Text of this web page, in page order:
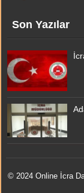
Son Yazılar
© 2024 Online İcra